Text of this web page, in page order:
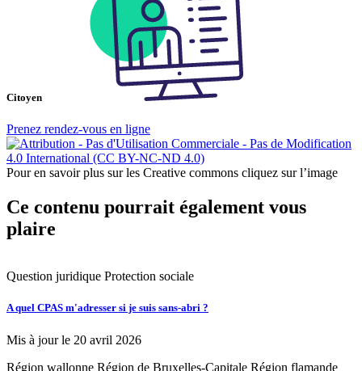
Citoyen
Prenez rendez-vous en ligne
Pour en savoir plus sur les Creative commons cliquez sur l’image
Ce contenu pourrait également vous
plaire
Question juridique Protection sociale
A quel CPAS m'adresser si je suis sans-abri ?
Mis à jour le 20 avril 2026
Région wallonne Région de Bruxelles-Capitale Région flamande